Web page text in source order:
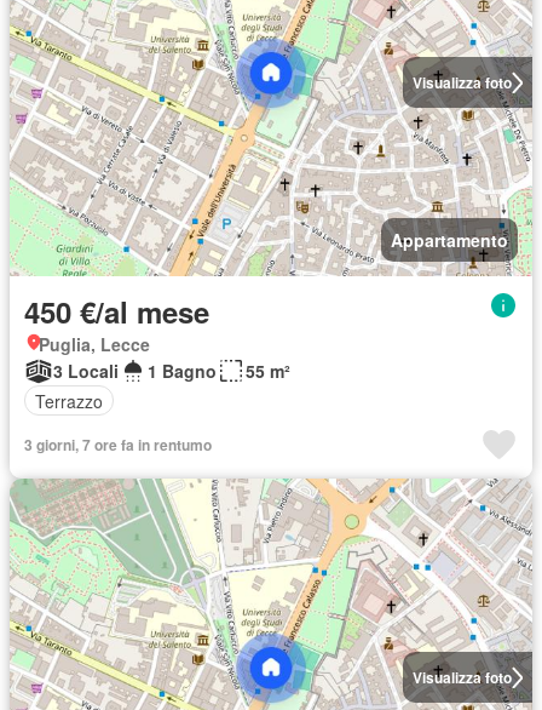
Visualizza foto
Appartamento
450 €/al mese
Puglia, Lecce
3 Locali
1 Bagno
55 m²
Terrazzo
3 giorni, 7 ore fa in rentumo
Visualizza foto